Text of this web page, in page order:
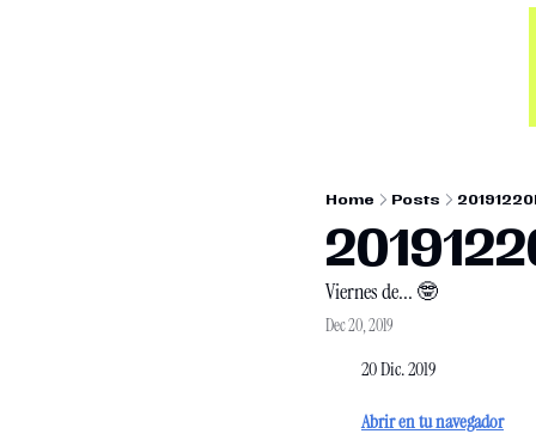
Home Posts
Viernes de... 🤓
Dec 20, 2019
20 Dic. 2019
Abrir en tu navegador